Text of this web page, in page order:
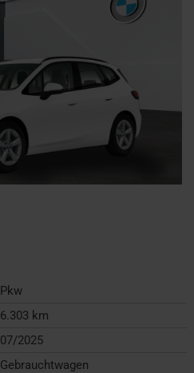
Pkw
6.303 km
07/2025
Gebrauchtwagen